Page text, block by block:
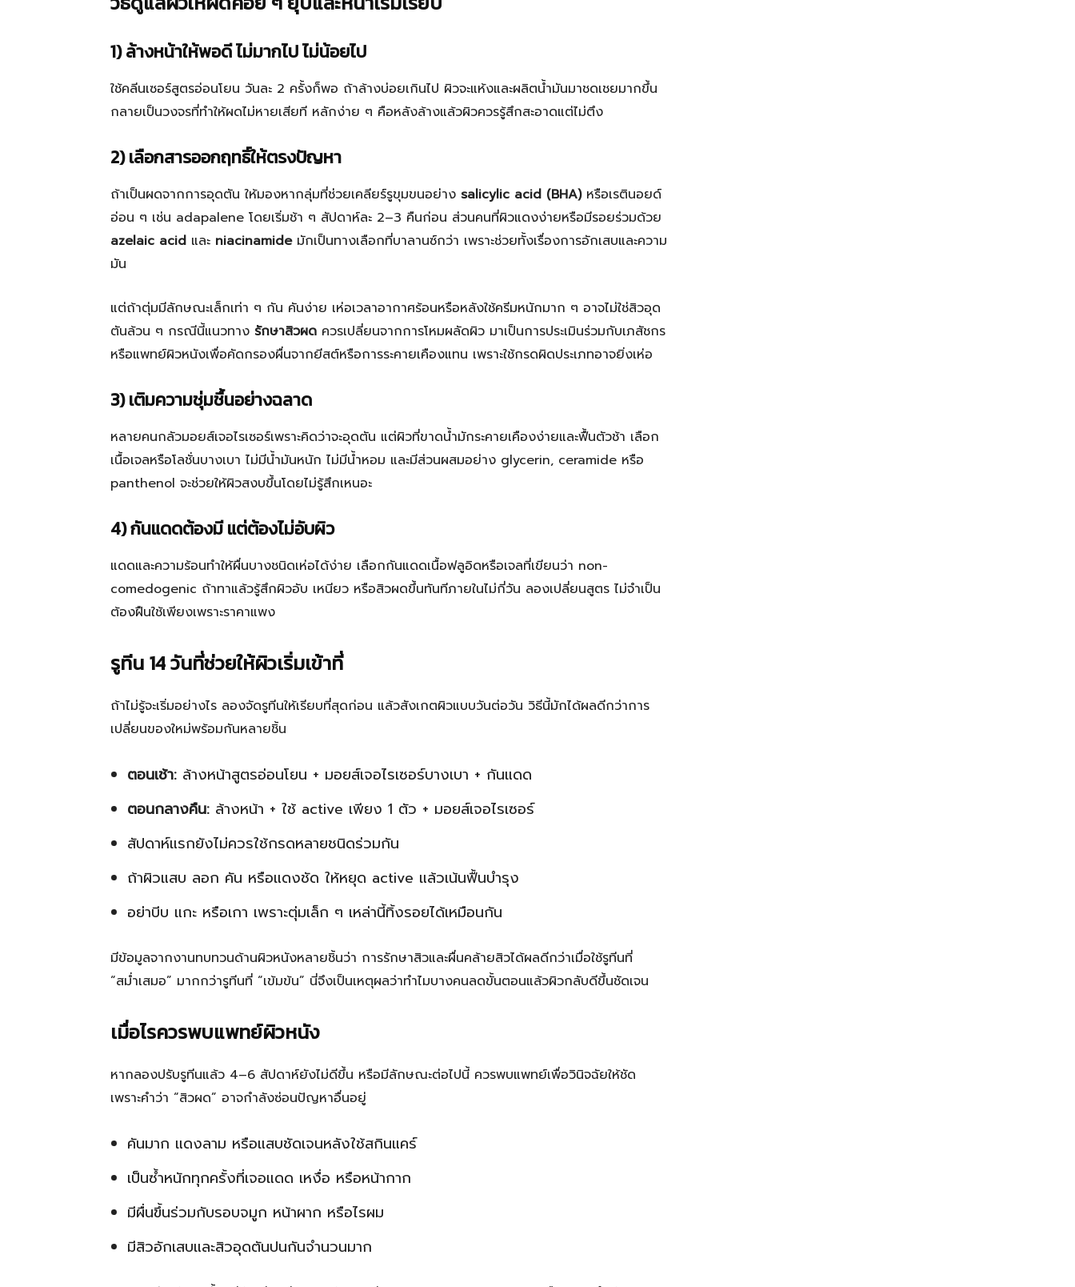
1) ล้างหน้าให้พอดี ไม่มากไป ไม่น้อยไป
ใช้คลีนเซอร์สูตรอ่อนโยน วันละ 2 ครั้งก็พอ ถ้าล้างบ่อยเกินไป ผิวจะแห้งและผลิตน้ำมันมาชดเชยมากขึ้น
กลายเป็นวงจรที่ทำให้ผดไม่หายเสียที หลักง่าย ๆ คือหลังล้างแล้วผิวควรรู้สึกสะอาดแต่ไม่ตึง
2) เลือกสารออกฤทธิ์ให้ตรงปัญหา
ถ้าเป็นผดจากการอุดตัน ให้มองหากลุ่มที่ช่วยเคลียร์รูขุมขนอย่าง salicylic acid (BHA)หรือเรตินอยด์
อ่อน ๆ เช่น adapalene โดยเริ่มช้า ๆ สัปดาห์ละ 2–3 คืนก่อน ส่วนคนที่ผิวแดงง่ายหรือมีรอยร่วมด้วย
azelaic acid และ niacinamideมักเป็นทางเลือกที่บาลานซ์กว่า เพราะช่วยทั้งเรื่องการอักเสบและความ
มัน
แต่ถ้าตุ่มมีลักษณะเล็กเท่า ๆ กัน คันง่าย เห่อเวลาอากาศร้อนหรือหลังใช้ครีมหนักมาก ๆ อาจไม่ใช่สิวอุด
ตันล้วน ๆ กรณีนี้แนวทาง รักษาสิวผด ควรเปลี่ยนจากการโหมผลัดผิว มาเป็นการประเมินร่วมกับเภสัชกร
หรือแพทย์ผิวหนังเพื่อคัดกรองผื่นจากยีสต์หรือการระคายเคืองแทน เพราะใช้กรดผิดประเภทอาจยิ่งเห่อ
3) เติมความชุ่มชื้นอย่างฉลาด
หลายคนกลัวมอยส์เจอไรเซอร์เพราะคิดว่าจะอุดตัน แต่ผิวที่ขาดน้ำมักระคายเคืองง่ายและฟื้นตัวช้า เลือก
เนื้อเจลหรือโลชั่นบางเบา ไม่มีน้ำมันหนัก ไม่มีน้ำหอม และมีส่วนผสมอย่าง glycerin, ceramide หรือ
panthenol จะช่วยให้ผิวสงบขึ้นโดยไม่รู้สึกเหนอะ
4) กันแดดต้องมี แต่ต้องไม่อับผิว
แดดและความร้อนทำให้ผื่นบางชนิดเห่อได้ง่าย เลือกกันแดดเนื้อฟลูอิดหรือเจลที่เขียนว่า non-
comedogenic ถ้าทาแล้วรู้สึกผิวอับ เหนียว หรือสิวผดขึ้นทันทีภายในไม่กี่วัน ลองเปลี่ยนสูตร ไม่จำเป็น
ต้องฝืนใช้เพียงเพราะราคาแพง
รูทีน 14 วันที่ช่วยให้ผิวเริ่มเข้าที่
ถ้าไม่รู้จะเริ่มอย่างไร ลองจัดรูทีนให้เรียบที่สุดก่อน แล้วสังเกตผิวแบบวันต่อวัน วิธีนี้มักได้ผลดีกว่าการ
เปลี่ยนของใหม่พร้อมกันหลายชิ้น
ตอนเช้า: ล้างหน้าสูตรอ่อนโยน + มอยส์เจอไรเซอร์บางเบา + กันแดด
ตอนกลางคืน: ล้างหน้า + ใช้ active เพียง 1 ตัว + มอยส์เจอไรเซอร์
สัปดาห์แรกยังไม่ควรใช้กรดหลายชนิดร่วมกัน
ถ้าผิวแสบ ลอก คัน หรือแดงชัด ให้หยุด active แล้วเน้นฟื้นบำรุง
อย่าบีบ แกะ หรือเกา เพราะตุ่มเล็ก ๆ เหล่านี้ทิ้งรอยได้เหมือนกัน
มีข้อมูลจากงานทบทวนด้านผิวหนังหลายชิ้นว่า การรักษาสิวและผื่นคล้ายสิวได้ผลดีกว่าเมื่อใช้รูทีนที่
“สม่ำเสมอ” มากกว่ารูทีนที่ “เข้มข้น” นี่จึงเป็นเหตุผลว่าทำไมบางคนลดขั้นตอนแล้วผิวกลับดีขึ้นชัดเจน
เมื่อไรควรพบแพทย์ผิวหนัง
หากลองปรับรูทีนแล้ว 4–6 สัปดาห์ยังไม่ดีขึ้น หรือมีลักษณะต่อไปนี้ ควรพบแพทย์เพื่อวินิจฉัยให้ชัด
เพราะคำว่า “สิวผด” อาจกำลังซ่อนปัญหาอื่นอยู่
คันมาก แดงลาม หรือแสบชัดเจนหลังใช้สกินแคร์
เป็นซ้ำหนักทุกครั้งที่เจอแดด เหงื่อ หรือหน้ากาก
มีผื่นขึ้นร่วมกับรอบจมูก หน้าผาก หรือไรผม
มีสิวอักเสบและสิวอุดตันปนกันจำนวนมาก